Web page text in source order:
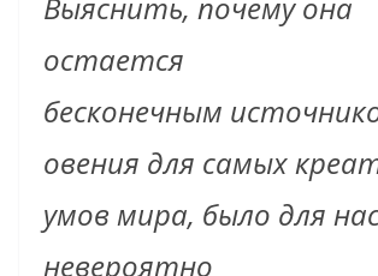
остается
бесконечным
овения для самых
умов мира, было для
невероятно